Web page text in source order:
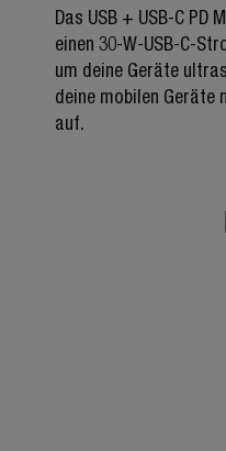
Das USB + USB-C
einen 30-W-USB-C-
um deine Geräte
deine mobilen Geräte
auf.